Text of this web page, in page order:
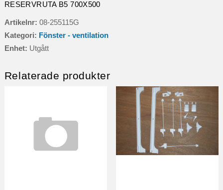
RESERVRUTA B5 700X500
Artikelnr: 08-255115G
Kategori: Fönster - ventilation
Enhet: Utgått
Relaterade produkter